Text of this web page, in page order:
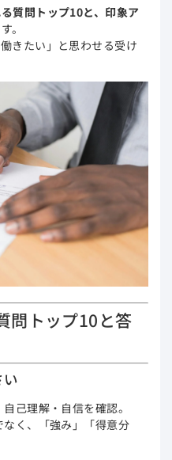
質問トップ10と、印象ア
。
きたい」と思わせる受け
問トップ10と答
己理解・自信を確認。
く、「強み」「得意分